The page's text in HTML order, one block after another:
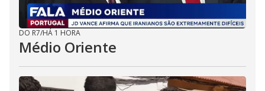
DO R7/HÁ 1 HORA
Médio Oriente